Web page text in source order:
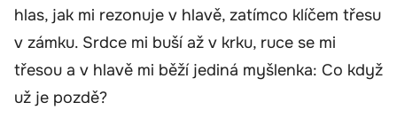
hlas, jak mi rezonuje v hlavě, zatímco klíčem třesu
v zámku. Srdce mi buší až v krku, ruce se mi
třesou a v hlavě mi běží jediná myšlenka: Co když
už je pozdě?